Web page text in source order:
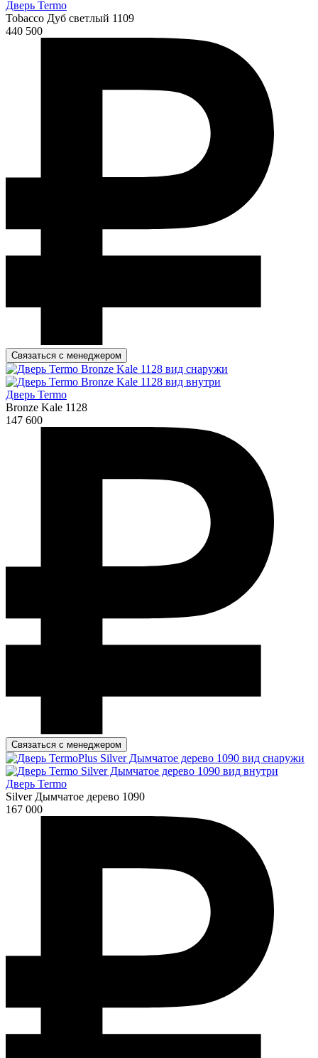
Дверь Termo
Tobacco Дуб светлый 1109
440 500
Связаться с менеджером
Дверь Termo
Bronze Kale 1128
147 600
Связаться с менеджером
Дверь Termo
Silver Дымчатое дерево 1090
167 000